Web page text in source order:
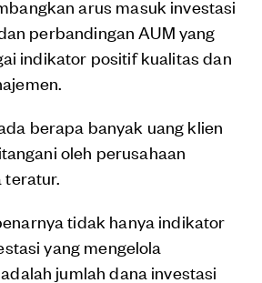
arus masuk investasi
perbandingan AUM yang
indikator positif kualitas dan
berapa banyak uang klien
oleh perusahaan
teratur.
tidak hanya indikator
yang mengelola
jumlah dana investasi